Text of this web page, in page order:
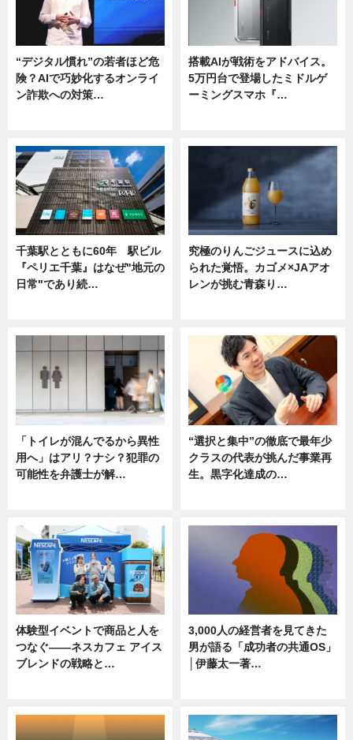
“デジタル慣れ”の若者ほど危
険？AIで巧妙化するオンライ
ン詐欺への対策…
搭載AIが戦術をアドバイス。
5万円台で登場したミドルゲ
ーミングスマホ『…
千葉駅とともに60年 駅ビル
『ペリエ千葉』はなぜ"地元の
日常"であり続…
究極のりんごジュースに込め
られた覚悟。カゴメ×JAアオ
レンが挑む青森り…
「トイレが混んでるから異性
用へ」はアリ？ナシ？犯罪の
可能性を弁護士が解…
“選択と集中”の徹底で最年少
クラスの代表が挑んだ事業再
生。黒字化達成の…
体験型イベントで商品と人を
つなぐ――ネスカフェ アイス
ブレンドの戦略と…
3,000人の経営者を見てきた
男が語る「成功者の共通OS」
│伊藤太一著…